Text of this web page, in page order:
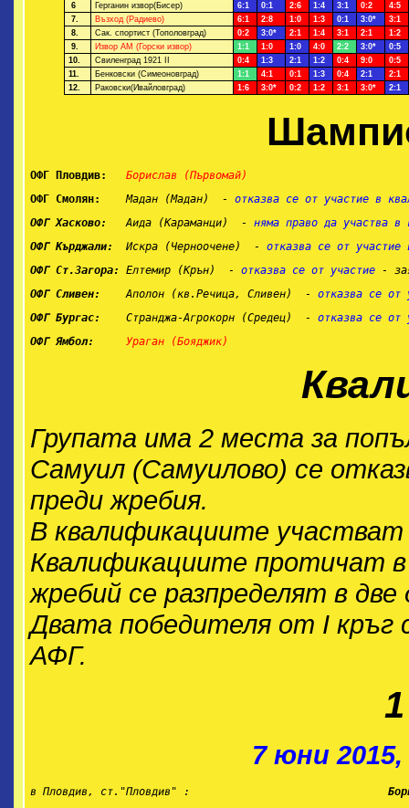
6
Герганин извор(Бисер) 6:1 0:1 2:6 1:4 3:1 0:2
4:5
7.
Възход (Радиево) 6:1 2:8 1:0 1:3 0:1 3:0*
3:1
8.
Сак. спортист (Тополовград) 0:2 3:0* 2:1 1:4 3:1 2:1
1:2
9.
Извор АМ (Горски извор) 1:1 1:0 1:0 4:0 2:2 3:0*
0:5
10.
Свиленград 1921 II 0:4 1:3 2:1 1:2 0:4 9:0
0:5
11.
Бенковски (Симеоновград) 1:1 4:1 0:1 1:3 0:4 2:1
2:1
12.
Раковски(Ивайловград) 1:6 3:0* 0:2 1:2 3:1 3:0* 2:1
ОФГ Пловдив:
Борислав (Първомай)
ОФГ Смолян:
Мадан (Мадан)  - отказва се от участие в
ОФГ Хасково:
   Аида (Караманци)  -
няма право да участва
ОФГ Кърджали:
  Искра (Черноочене)  -
отказва се от
ОФГ Ст.Загора:
Елтемир (Крън)  - отказва се от участие -
ОФГ Сливен:
    Аполон (кв.Речица, Сливен)  -
отказва се от
ОФГ Бургас:
Странджа-Агрокорн (Средец)  - отказва се от
ОФГ Ямбол:
Ураган (Бояджик)
Групата има 2 места за
Самуил (Самуилово) се
преди жребия.
В квалификациите
Квалификациите протичат
жребий се разпределят в две
Двата победителя от I кръг
АФГ.
7 юни 2015,
в Пловдив, ст."Пловдив" :